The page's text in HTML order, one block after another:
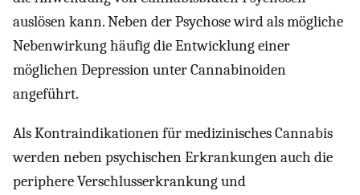
auslösen kann. Neben der Psychose wird als mögliche
Nebenwirkung häufig die Entwicklung einer
möglichen Depression unter Cannabinoiden
angeführt.
Als Kontraindikationen für medizinisches Cannabis
werden neben psychischen Erkrankungen auch die
periphere Verschlusserkrankung und